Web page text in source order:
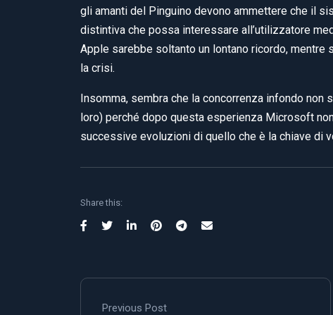
gli amanti del Pinguino devono ammettere che il
distintiva che possa interessare all’utilizzatore
Apple sarebbe soltanto un lontano ricordo,
la crisi.
Insomma, sembra che la concorrenza infondo non
loro) perché dopo questa esperienza Microsoft
successive evoluzioni di quello che è la chiave di
Share this:
Previous Post